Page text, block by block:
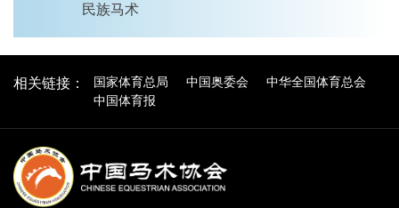
民族马术
相关链接： 国家体育总局 中国奥委会
中华全国体育总会
中国体育报